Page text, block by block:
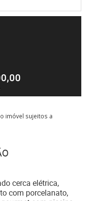
imóvel sujeitos a
cerca elétrica,
com porcelanato,